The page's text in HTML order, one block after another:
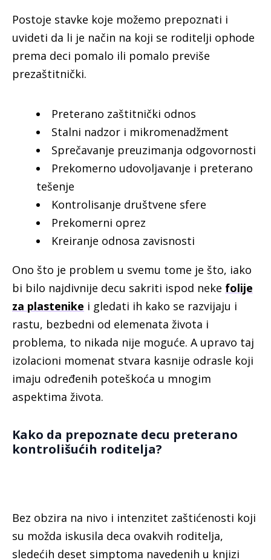
Postoje stavke koje možemo prepoznati i
uvideti da li je način na koji se roditelji ophode
prema deci pomalo ili pomalo previše
prezaštitnički.
Preterano zaštitnički odnos
Stalni nadzor i mikromenadžment
Sprečavanje preuzimanja odgovornosti
Prekomerno udovoljavanje i preterano
tešenje
Kontrolisanje društvene sfere
Prekomerni oprez
Kreiranje odnosa zavisnosti
Ono što je problem u svemu tome je što, iako
bi bilo najdivnije decu sakriti ispod neke folije
za plastenike i gledati ih kako se razvijaju i
rastu, bezbedni od elemenata života i
problema, to nikada nije moguće. A upravo taj
izolacioni momenat stvara kasnije odrasle koji
imaju određenih poteškoća u mnogim
aspektima života.
Kako da prepoznate decu preterano
kontrolišućih roditelja?
Bez obzira na nivo i intenzitet zaštićenosti koji
su možda iskusila deca ovakvih roditelja,
sledećih deset simptoma navedenih u knjizi